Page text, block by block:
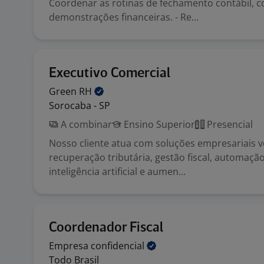
Coordenar as rotinas de fechamento contábil,
demonstrações financeiras. - Re...
Executivo Comercial
Green RH
Sorocaba - SP
A combinar
Ensino Superior
Presencial
Nosso cliente atua com soluções empresariais
recuperação tributária, gestão fiscal,
inteligência artificial e aumen...
Coordenador Fiscal
Empresa confidencial
Todo Brasil